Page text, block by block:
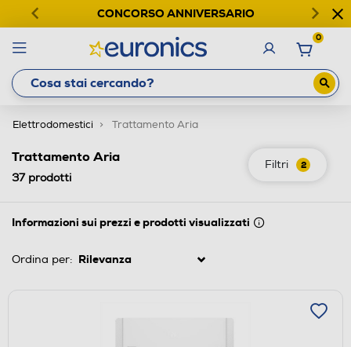
CONCORSO ANNIVERSARIO
0
Elettrodomestici Trattamento Aria
Filtri 2
Trattamento Aria
37prodotti
Informazioni sui prezzi e prodotti visualizzati
Ordina per: